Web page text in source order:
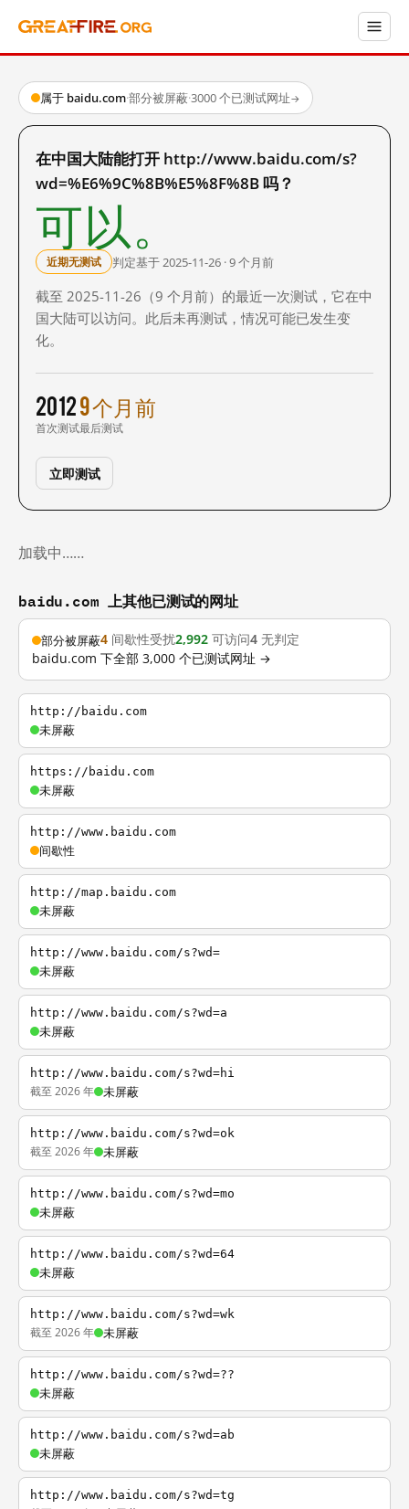
属于 baidu.com·部分被屏蔽·3000 个已测试网址→
在中国大陆能打开 http://www.baidu.com/s?
wd=%E6%9C%8B%E5%8F%8B 吗？
可以。
近期无测试 判定基于 2025-11-26 · 9 个月前
截至 2025-11-26（9 个月前）的最近一次测试，它在中
国大陆可以访问。此后未再测试，情况可能已发生变
化。
2012
首次测试
9 个月前
最后测试
立即测试
加载中……
baidu.com 上其他已测试的网址
部分被屏蔽4 间歇性受扰2,992 可访问4 无判定
baidu.com 下全部 3,000 个已测试网址 →
http://baidu.com
未屏蔽
https://baidu.com
未屏蔽
http://www.baidu.com
间歇性
http://map.baidu.com
未屏蔽
http://www.baidu.com/s?wd=
未屏蔽
http://www.baidu.com/s?wd=a
未屏蔽
http://www.baidu.com/s?wd=hi
截至 2026 年 未屏蔽
http://www.baidu.com/s?wd=ok
截至 2026 年 未屏蔽
http://www.baidu.com/s?wd=mo
未屏蔽
http://www.baidu.com/s?wd=64
未屏蔽
http://www.baidu.com/s?wd=wk
截至 2026 年 未屏蔽
http://www.baidu.com/s?wd=??
未屏蔽
http://www.baidu.com/s?wd=ab
未屏蔽
http://www.baidu.com/s?wd=tg